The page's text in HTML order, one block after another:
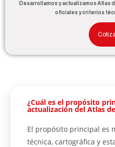
Desarrollamos y actualizamos
oficiales y criterios
¿Cuál es el propósito
actualización del Atlas de
El propósito principal es
técnica, cartográfica y